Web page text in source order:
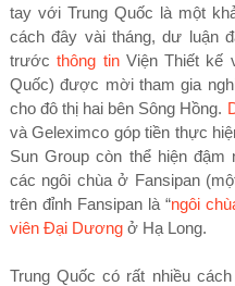
tay với Trung Quốc là một
cách đây vài tháng, dư luận
trướcthông tinViện Thiết kế
Quốc) được mời tham gia
cho đô thị hai bên Sông Hồng.
và Geleximco góp tiền thực
Sun Group còn thể hiện đậm
các ngôi chùa ở Fansipan
trên đỉnh Fansipan là “ngôi
viên Đại Dươngở Hạ Long.
Trung Quốc có rất nhiều